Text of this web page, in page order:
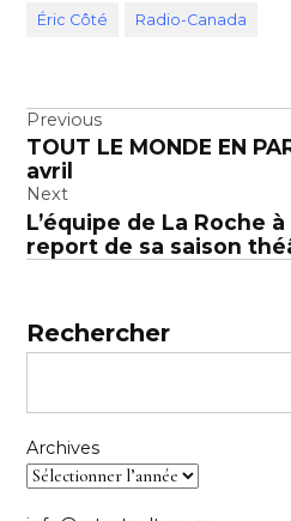
Éric Côté Radio-Canada
Navigation
de
l’article
Previous
TOUT LE MONDE EN
avril
Next
L’équipe de La Roche
report de sa saison
Rechercher
Archives